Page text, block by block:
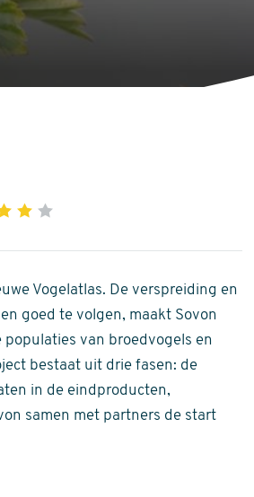
3 4
Vogelatlas. De verspreiding en
goed te volgen, maakt Sovon
populaties van broedvogels en
bestaat uit drie fasen: de
in de eindproducten,
samen met partners de start